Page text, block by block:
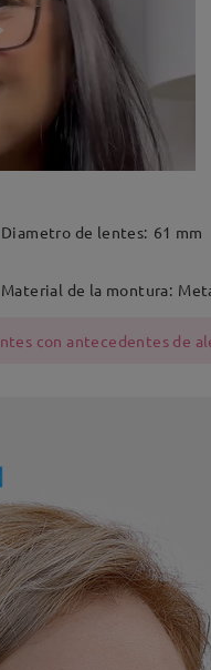
Diametro de lentes: 61 mm
Material de la montura:
con antecedentes de